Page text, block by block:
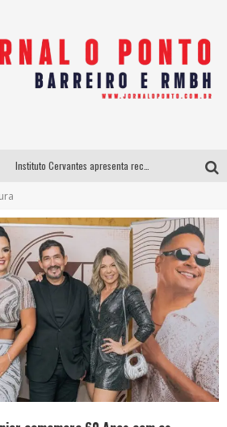
BH recebe nesta quinta-feira lançamento do jogo “Coleta Seletiva” com roda de conversa entre agentes da sustentabilidade
Projeta Cultura abre inscrições gratuitas em São João del-Rei para oficinas de elaboração de projetos culturais e inteligência artificial